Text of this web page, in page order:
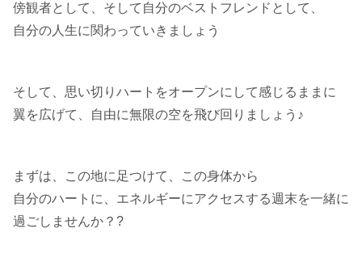
傍観者として、そして自分のベストフレンドとして、
自分の人生に関わっていきましょう
そして、思い切りハートをオープンにして感じるままに
翼を広げて、自由に無限の空を飛び回りましょう♪
まずは、この地に足つけて、この身体から
自分のハートに、エネルギーにアクセスする週末を一緒に
過ごしませんか？?